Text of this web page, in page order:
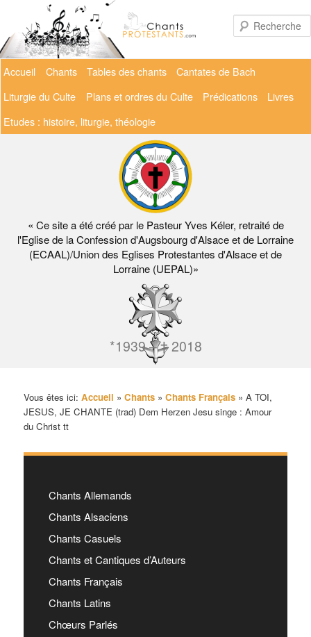
contenu
principal
« Ce site a été créé par le Pasteur Yves Kéler, retraité de
l'Eglise de la Confession d'Augsbourg d'Alsace et de Lorraine
(ECAAL)/Union des Eglises Protestantes d'Alsace et de
Lorraine (UEPAL)»
*1939 – † 2018
Menu
Accueil Chants Tables des chants
Cantates de Bach
Liturgie du Culte
Plans et ordres du Culte Prédications
Livres
Etudes : histoire, liturgie, théologie
Vous êtes ici:Accueil »Chants »Chants Français »A TOI,
JESUS, JE CHANTE (trad) Dem Herzen Jesu singe : Amour
du Christ tt
Chants Allemands
Chants Alsaciens
Chants Casuels
Chants et Cantiques d’Auteurs
Chants Français
Chants Latins
Chœurs Parlés